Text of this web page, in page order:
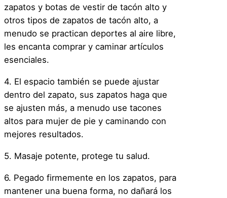
zapatos y botas de vestir de tacón alto y
otros tipos de zapatos de tacón alto, a
menudo se practican deportes al aire libre,
les encanta comprar y caminar artículos
esenciales.
4. El espacio también se puede ajustar
dentro del zapato, sus zapatos haga que
se ajusten más, a menudo use tacones
altos para mujer de pie y caminando con
mejores resultados.
5. Masaje potente, protege tu salud.
6. Pegado firmemente en los zapatos, para
mantener una buena forma, no dañará los